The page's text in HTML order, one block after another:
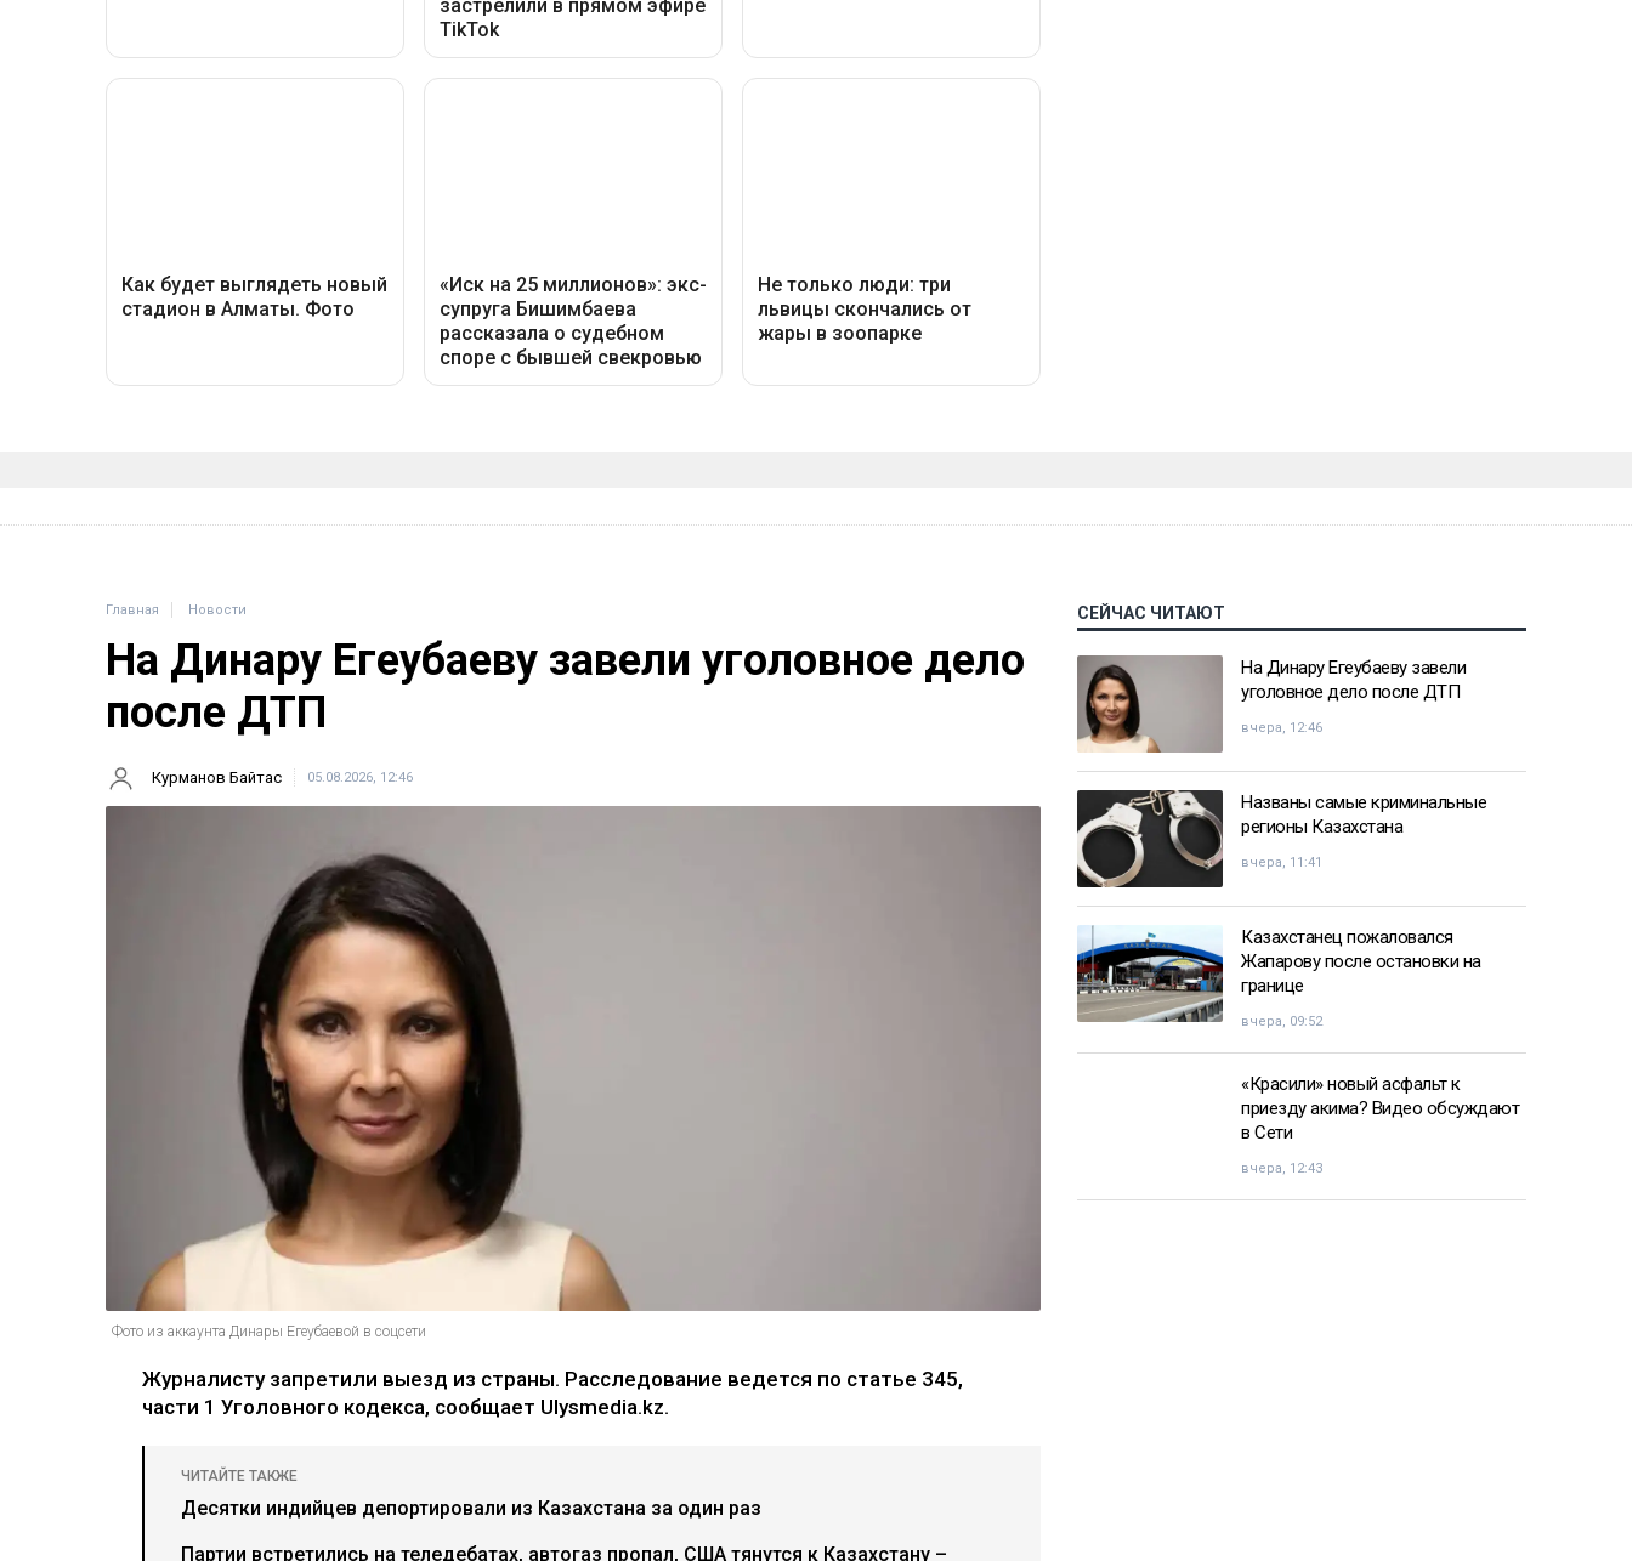
Главная Новости
На Динару Егеубаеву завели уголовное дело
после ДТП
Курманов Байтас 05.08.2026, 12:46
Фото из аккаунта Динары Егеубаевой в соцсети
Журналисту запретили выезд из страны. Расследование ведется по статье 345,
части 1 Уголовного кодекса, сообщает Ulysmedia.kz.
ЧИТАЙТЕ ТАКЖЕ
Десятки индийцев депортировали из Казахстана за один раз
Партии встретились на теледебатах, автогаз пропал, США тянутся к Казахстану –
СЕЙЧАС ЧИТАЮТ
На Динару Егеубаеву завели
уголовное дело после ДТП
вчера, 12:46
Названы самые криминальные
регионы Казахстана
вчера, 11:41
Казахстанец пожаловался
Жапарову после остановки на
границе
вчера, 09:52
«Красили» новый асфальт к
приезду акима? Видео обсуждают
в Сети
вчера, 12:43